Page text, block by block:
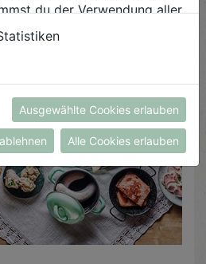
du der Verwendung aller
anzeigen" findest du alle
Cookies, du kannst
Cookies du erlauben
findest du in unserer
bzw. imImpressum
Ausgewählte Cookies erlauben
Alle Cookies erlauben